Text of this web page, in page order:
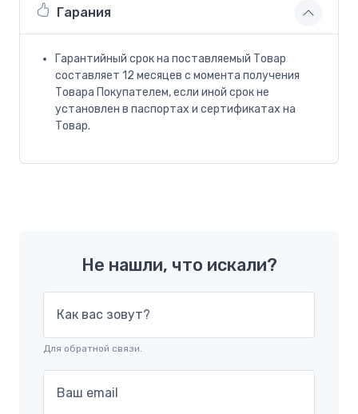
Гарания
Гарантийный срок на поставляемый Товар
составляет 12 месяцев с момента получения
Товара Покупателем, если иной срок не
установлен в паспортах и сертификатах на
Товар.
Не нашли, что искали?
Как вас зовут?
Для обратной связи.
Ваш email